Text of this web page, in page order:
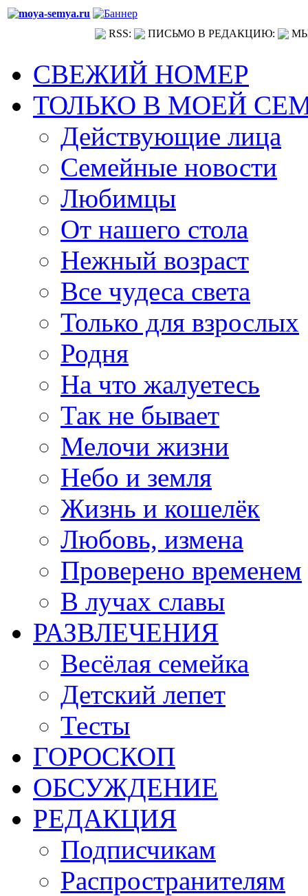
RSS: ПИСЬМО В РЕДАКЦИЮ:
СВЕЖИЙ НОМЕР
ТОЛЬКО В МОЕЙ
Действующие лица
Семейные новости
Любимцы
От нашего стола
Нежный возраст
Все чудеса света
Только для взрослых
Родня
На что жалуетесь
Так не бывает
Мелочи жизни
Небо и земля
Жизнь и кошелёк
Любовь, измена
Проверено временем
В лучах славы
РАЗВЛЕЧЕНИЯ
Весёлая семейка
Детский лепет
Тесты
ГОРОСКОП
ОБСУЖДЕНИЕ
РЕДАКЦИЯ
Подписчикам
Распространителям